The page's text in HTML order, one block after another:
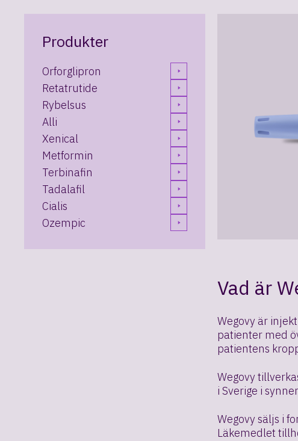
Produkter
Orforglipron
Retatrutide
Rybelsus
Alli
Xenical
Metformin
Terbinafin
Tadalafil
Cialis
Ozempic
Vad är
Wegovy är
patienter med
patientens
Wegovy
i Sverige i
Wegovy säljs i
Läkemedlet